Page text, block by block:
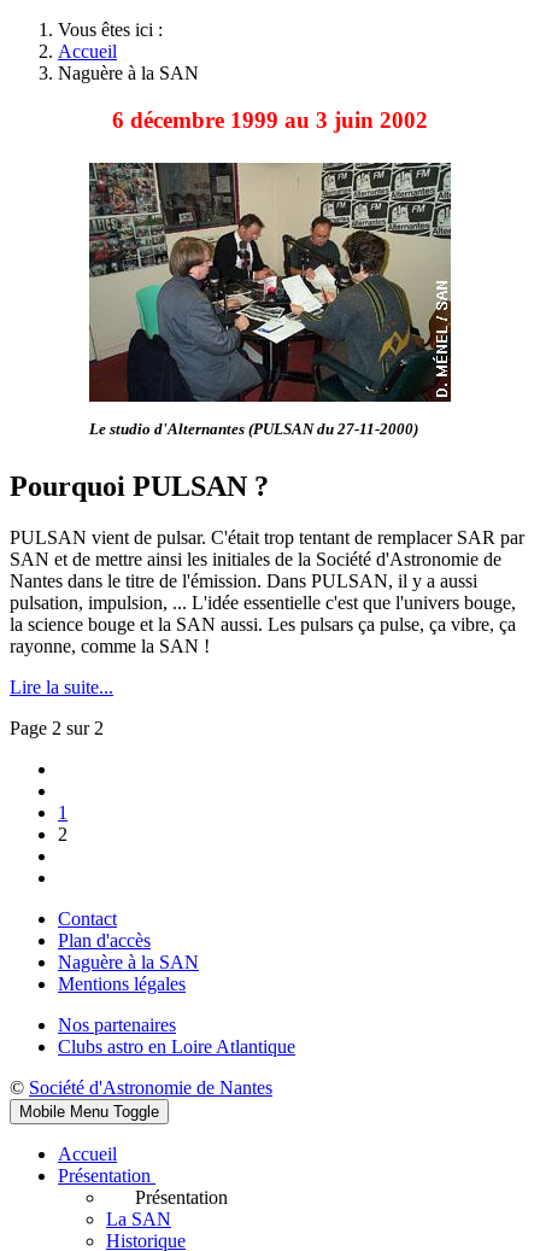
Vous êtes ici :
Accueil
Naguère à la SAN
6 décembre 1999 au 3 juin 2002
Le studio d'Alternantes (PULSAN du 27-11-2000)
Pourquoi PULSAN ?
PULSAN vient de pulsar. C'était trop tentant de remplacer SAR par
SAN et de mettre ainsi les initiales de la Société d'Astronomie de
Nantes dans le titre de l'émission. Dans PULSAN, il y a aussi
pulsation, impulsion, ... L'idée essentielle c'est que l'univers bouge,
la science bouge et la SAN aussi. Les pulsars ça pulse, ça vibre, ça
rayonne, comme la SAN !
Lire la suite...
Page 2 sur 2
1
2
Contact
Plan d'accès
Naguère à la SAN
Mentions légales
Nos partenaires
Clubs astro en Loire Atlantique
© Société d'Astronomie de Nantes
Mobile Menu Toggle
Accueil
Présentation
Présentation
La SAN
Historique